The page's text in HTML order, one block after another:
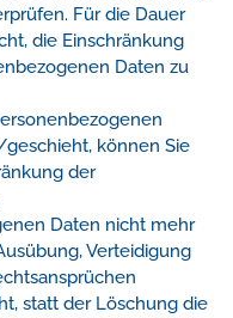
Für die Dauer
die Einschränkung
Daten zu
können Sie
der
Daten nicht mehr
Verteidigung
statt der Löschung die